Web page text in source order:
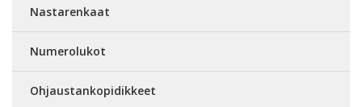
Nastarenkaat
Numerolukot
Ohjaustankopidikkeet